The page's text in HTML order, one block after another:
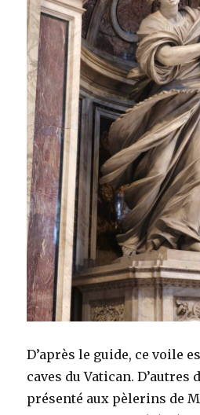
D’après le guide, ce voile
caves du Vatican. D’autres
présenté aux pèlerins de